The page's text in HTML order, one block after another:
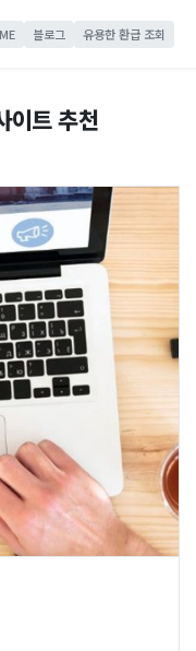
블로그 유용한 환급 조회
이트 추천